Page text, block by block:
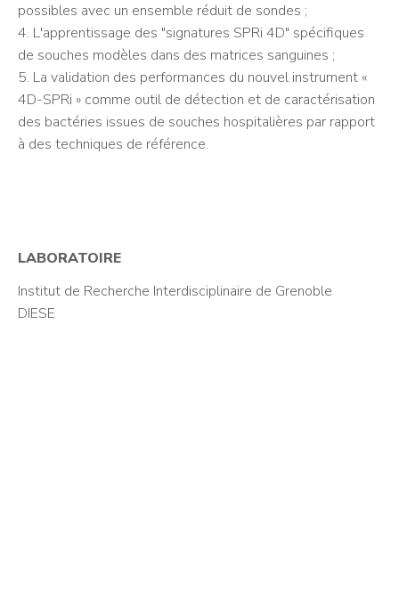
possibles avec un ensemble réduit de sondes ;
4. L'apprentissage des "signatures SPRi 4D" spécifiques
de souches modèles dans des matrices sanguines ;
5. La validation des performances du nouvel instrument «
4D-SPRi » comme outil de détection et de caractérisation
des bactéries issues de souches hospitalières par rapport
à des techniques de référence.
LABORATOIRE
Institut de Recherche Interdisciplinaire de Grenoble
DIESE